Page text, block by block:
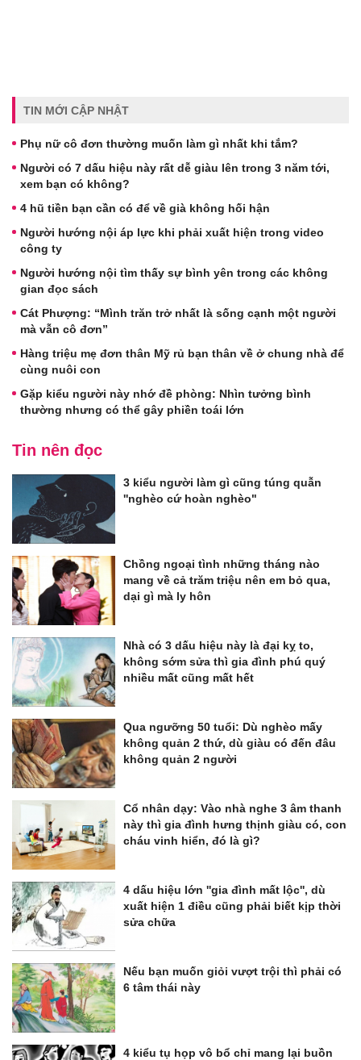
TIN MỚI CẬP NHẬT
Phụ nữ cô đơn thường muốn làm gì nhất khi tắm?
Người có 7 dấu hiệu này rất dễ giàu lên trong 3 năm tới,
xem bạn có không?
4 hũ tiền bạn cần có để về già không hối hận
Người hướng nội áp lực khi phải xuất hiện trong video
công ty
Người hướng nội tìm thấy sự bình yên trong các không
gian đọc sách
Cát Phượng: “Mình trăn trở nhất là sống cạnh một người
mà vẫn cô đơn”
Hàng triệu mẹ đơn thân Mỹ rủ bạn thân về ở chung nhà để
cùng nuôi con
Gặp kiểu người này nhớ đề phòng: Nhìn tưởng bình
thường nhưng có thể gây phiền toái lớn
Tin nên đọc
3 kiểu người làm gì cũng túng quẫn
''nghèo cứ hoàn nghèo"
Chồng ngoại tình những tháng nào
mang về cả trăm triệu nên em bỏ qua,
dại gì mà ly hôn
Nhà có 3 dấu hiệu này là đại kỵ to,
không sớm sửa thì gia đình phú quý
nhiều mất cũng mất hết
Qua ngưỡng 50 tuổi: Dù nghèo mấy
không quản 2 thứ, dù giàu có đến đâu
không quản 2 người
Cổ nhân dạy: Vào nhà nghe 3 âm thanh
này thì gia đình hưng thịnh giàu có, con
cháu vinh hiển, đó là gì?
4 dấu hiệu lớn ''gia đình mất lộc'', dù
xuất hiện 1 điều cũng phải biết kịp thời
sửa chữa
Nếu bạn muốn giỏi vượt trội thì phải có
6 tâm thái này
4 kiểu tụ họp vô bổ chỉ mang lại buồn